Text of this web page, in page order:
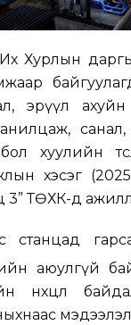
Хурлын
эрүүл
санал,
хуулийн
хэсэг
3” ТӨХК-д
станцад
аюулгүй
нөхцөл